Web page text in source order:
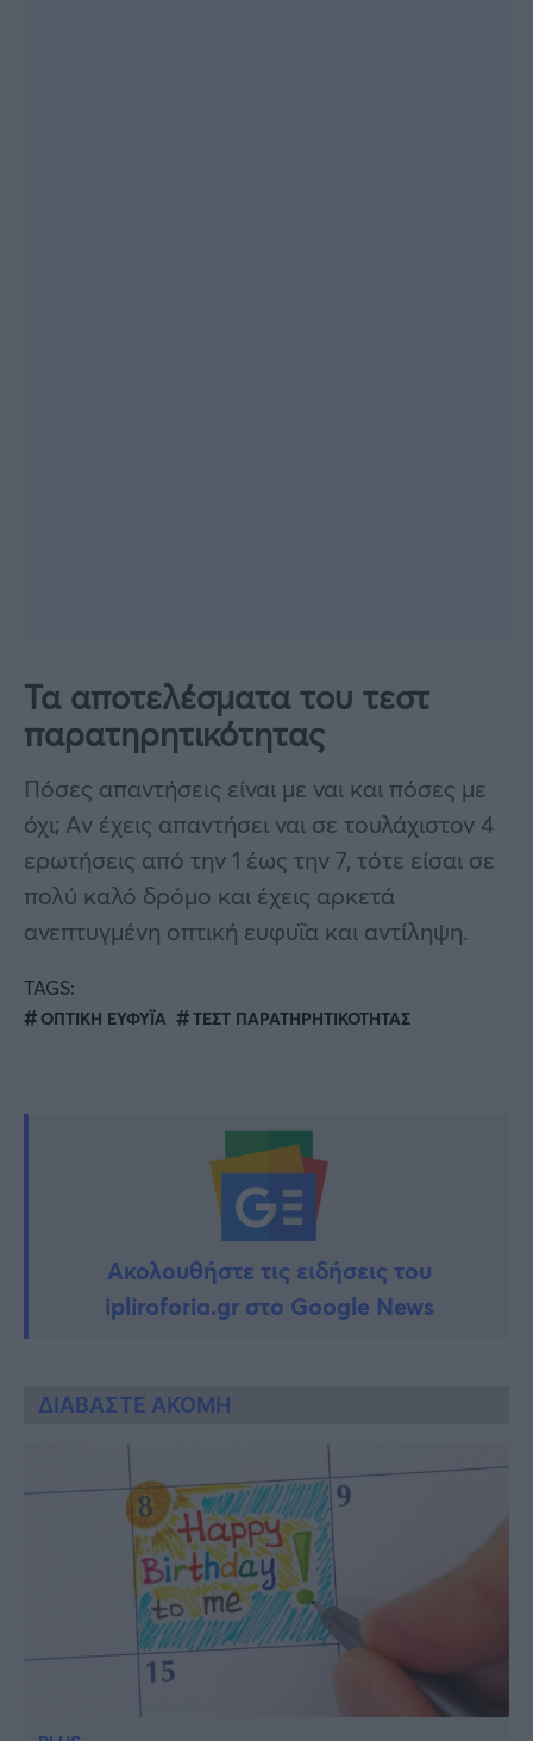
Τα αποτελέσματα του τεστ
παρατηρητικότητας
Πόσες απαντήσεις είναι με ναι και πόσες με
όχι; Αν έχεις απαντήσει ναι σε τουλάχιστον 4
ερωτήσεις από την 1 έως την 7, τότε είσαι σε
πολύ καλό δρόμο και έχεις αρκετά
ανεπτυγμένη οπτική ευφυΐα και αντίληψη.
TAGS:
ΟΠΤΙΚΗ ΕΥΦΥΪΑ ΤΕΣΤ ΠΑΡΑΤΗΡΗΤΙΚΟΤΗΤΑΣ
Ακολουθήστε τις ειδήσεις του
ipliroforia.gr στο Google News
ΔΙΑΒΑΣΤΕ ΑΚΟΜΗ